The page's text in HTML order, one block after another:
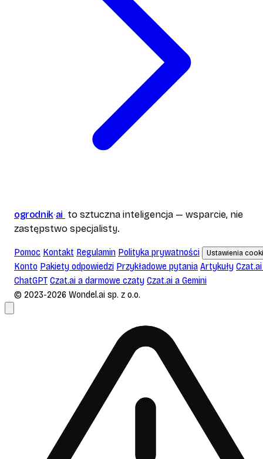
ogrodnik ai to sztuczna inteligencja — wsparcie, nie
zastępstwo specjalisty.
Pomoc Kontakt Regulamin Polityka prywatności Ustawienia
Konto Pakiety odpowiedzi Przykładowe pytania Artykuły
ChatGPT Czat.ai a darmowe czaty Czat.ai a Gemini
© 2023-2026 Wondel.ai sp. z o.o.